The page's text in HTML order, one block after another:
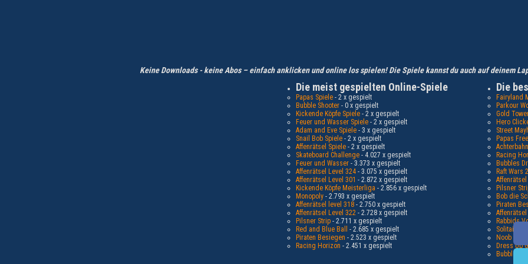
Keine Downloads - keine Abos – einfach anklicken und online los spielen! Die Spiele kannst du auch auf deinem
Die meist gespielten Online-Spiele
Papas Spiele - 2 x gespielt
Bubble Shooter - 0 x gespielt
Kickende Köpfe Spiele - 2 x gespielt
Feuer und Wasser Spiele - 2 x gespielt
Adam and Eve Spiele - 3 x gespielt
Snail Bob Spiele - 2 x gespielt
Affenrätsel Spiele - 2 x gespielt
Skateboard Challenge - 4.027 x gespielt
Feuer und Wasser - 3.373 x gespielt
Affenrätsel Level 324 - 3.075 x gespielt
Affenrätsel Level 301 - 2.872 x gespielt
Kickende Köpfe Meisterliga - 2.856 x gespielt
Monopoly - 2.793 x gespielt
Affenrätsel level 318 - 2.750 x gespielt
Affenrätsel Level 322 - 2.728 x gespielt
Pilsner Strip - 2.711 x gespielt
Red and Blue Ball
- 2.685 x gespielt
Piraten Besiegen - 2.523 x gespielt
Racing Horizon - 2.451 x gespielt
Die
Fairyland
Parkour
Gold
Hero
Street
Papas
Racing
Bubbles
Raft Wars 2
Affenrätsel
Pilsner
Bob die
Piraten
Rabbids
Solitaire
Noob vs
Dress Up
Bubble